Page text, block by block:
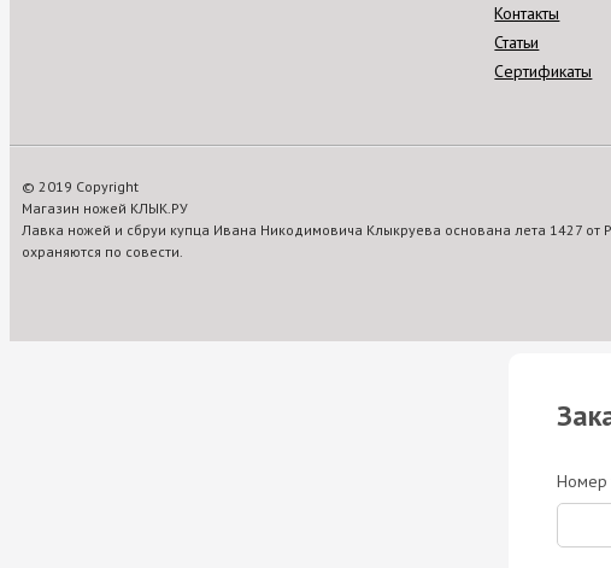
Контакты
Статьи
Сертификаты
© 2019 Copyright
Магазин ножей КЛЫК.РУ
Лавка ножей и сбруи купца Ивана Никодимовича Клыкруева основана лета 1427
охраняются по совести.
Номер